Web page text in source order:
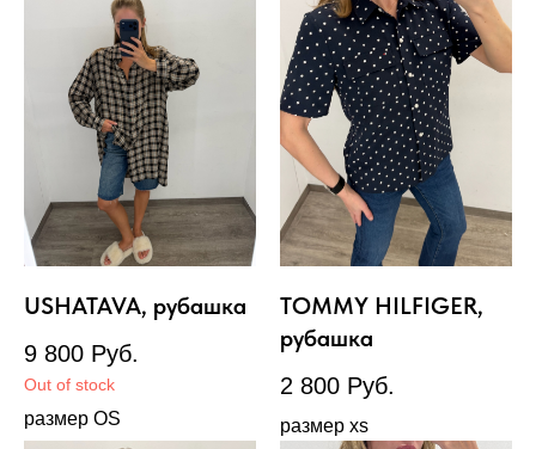
USHATAVA, рубашка
9 800 Руб.
Out of stock
размер OS
TOMMY HILFIGER,
рубашка
2 800 Руб.
размер xs